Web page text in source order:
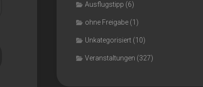
Ausflugstipp (6)
ohne Freigabe (1)
Unkategorisiert (10)
Veranstaltungen (327)